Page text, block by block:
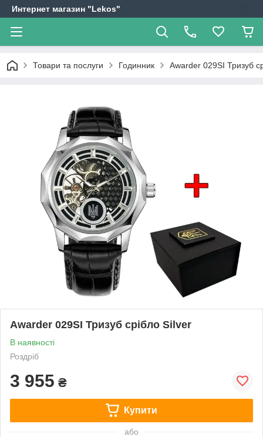
Интернет магазин "Lekos"
Товари та послуги Годинник Awarder 029SI Тризуб
Awarder 029SI Тризуб срібло Silver
В наявності
Роздріб
3 955 ₴
Купити
або